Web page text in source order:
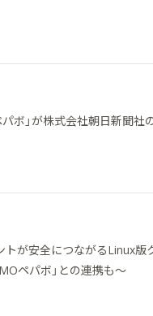
ボ」が株式会社朝日新聞社
トが安全につながるLinux版
ペパボ」との連携も〜